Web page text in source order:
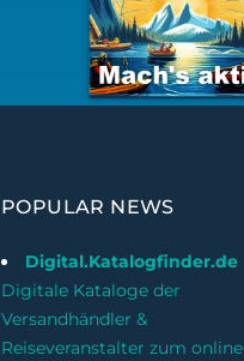
POPULAR NEWS
Digital.Katalogfinder.de
Digitale Kataloge der
Versandhändler &
Reiseveranstalter zum online